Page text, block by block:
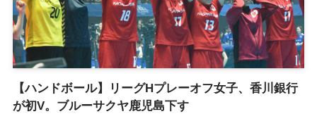
【ハンドボール】リーグHプレーオフ女子、香川銀行
が初V。ブルーサクヤ鹿児島下す